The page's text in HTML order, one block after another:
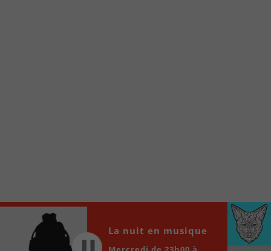
locale vous sont maintenant accessibles en un clic!
Audio
Player
00:00
La nuit en musique